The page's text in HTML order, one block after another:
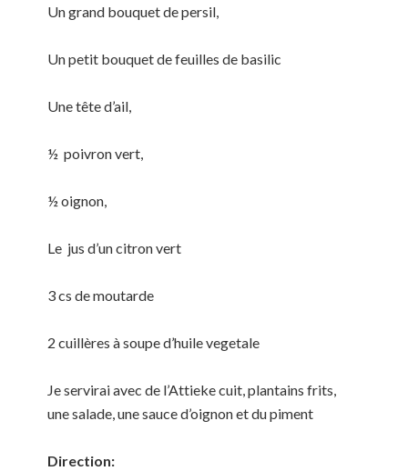
Un grand bouquet de persil,
Un petit bouquet de feuilles de basilic
Une tête d’ail,
½ poivron vert,
½ oignon,
Le jus d’un citron vert
3 cs de moutarde
2 cuillères à soupe d’huile vegetale
Je servirai avec de l’Attieke cuit, plantains frits,
une salade, une sauce d’oignon et du piment
Direction: